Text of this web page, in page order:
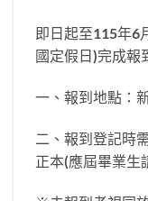
即日起至115年6
國定假日)完成報
一、報到地點：
二、報到登記時
正本(應屆畢業生